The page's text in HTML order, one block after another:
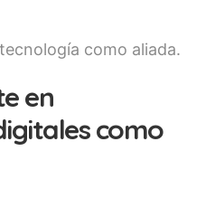
como aliada.
en
como